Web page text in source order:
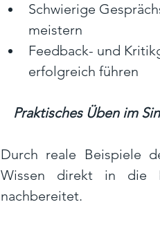
Schwierige
meistern
Feedback- und
erfolgreich führen
Praktisches Üben im
Durch reale Beispiele
Wissen direkt in die
nachbereitet.